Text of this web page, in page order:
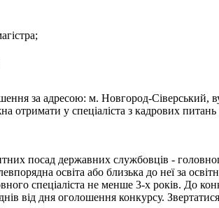
за адресою: м. Новгород-
у спеціаліста з кадрових питань
посад державних службовців -
освіта або близька до неї за
спеціаліста не менше 3-х років. До
від дня оголошення конкурсу.